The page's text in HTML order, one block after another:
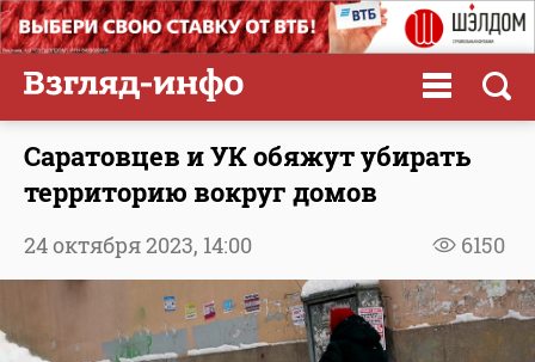
Саратовцев и УК обяжут убирать
территорию вокруг домов
6150
24 октября 2023, 14:00